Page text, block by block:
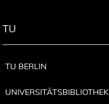
TU
TU BERLIN
UNIVERSITÄTSBIBLIOTHEK